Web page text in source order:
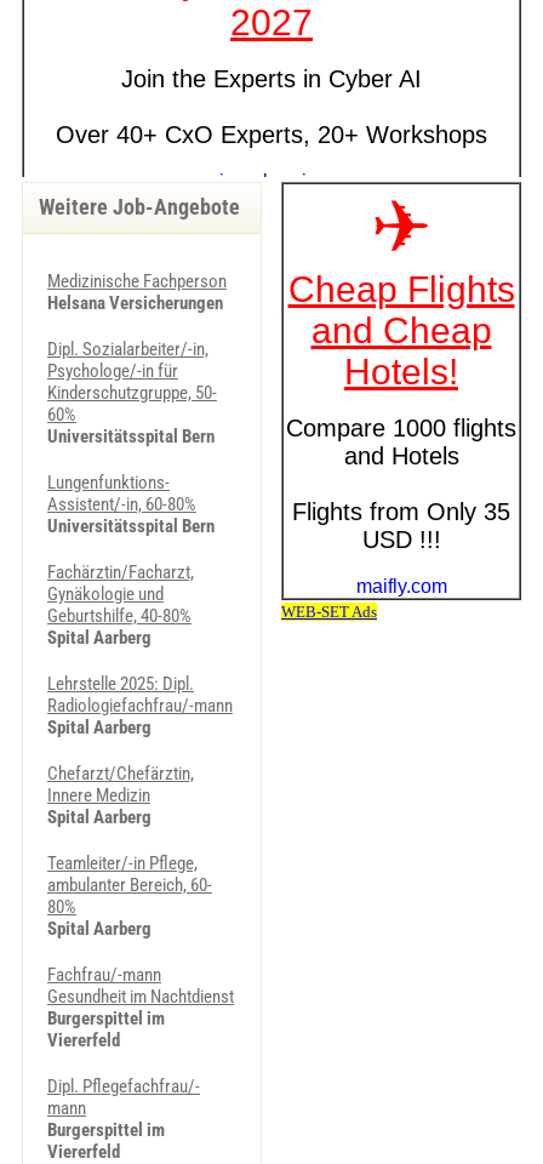
Weitere Job-Angebote
Medizinische Fachperson
Helsana Versicherungen
Dipl. Sozialarbeiter/-in,
Psychologe/-in für
Kinderschutzgruppe, 50-
60%
Universitätsspital Bern
Lungenfunktions-
Assistent/-in, 60-80%
Universitätsspital Bern
Fachärztin/Facharzt,
Gynäkologie und
Geburtshilfe, 40-80%
Spital Aarberg
Lehrstelle 2025: Dipl.
Radiologiefachfrau/-mann
Spital Aarberg
Chefarzt/Chefärztin,
Innere Medizin
Spital Aarberg
Teamleiter/-in Pflege,
ambulanter Bereich, 60-
80%
Spital Aarberg
Fachfrau/-mann
Gesundheit im Nachtdienst
Burgerspittel im
Viererfeld
Dipl. Pflegefachfrau/-
mann
Burgerspittel im
Viererfeld